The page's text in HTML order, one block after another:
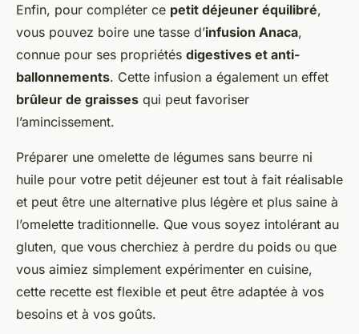
Enfin, pour compléter ce petit déjeuner équilibré,
vous pouvez boire une tasse d’infusion Anaca,
connue pour ses propriétés digestives et anti-
ballonnements. Cette infusion a également un effet
brûleur de graisses qui peut favoriser
l’amincissement.
Préparer une omelette de légumes sans beurre ni
huile pour votre petit déjeuner est tout à fait réalisable
et peut être une alternative plus légère et plus saine à
l’omelette traditionnelle. Que vous soyez intolérant au
gluten, que vous cherchiez à perdre du poids ou que
vous aimiez simplement expérimenter en cuisine,
cette recette est flexible et peut être adaptée à vos
besoins et à vos goûts.